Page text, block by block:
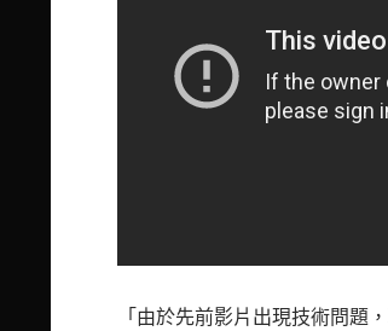
「由於先前影片出現技術問題